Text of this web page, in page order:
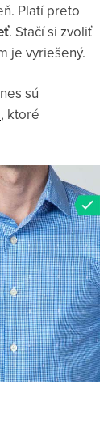
Platí preto
. Stačí si zvoliť
je vyriešený.
sú
, ktoré